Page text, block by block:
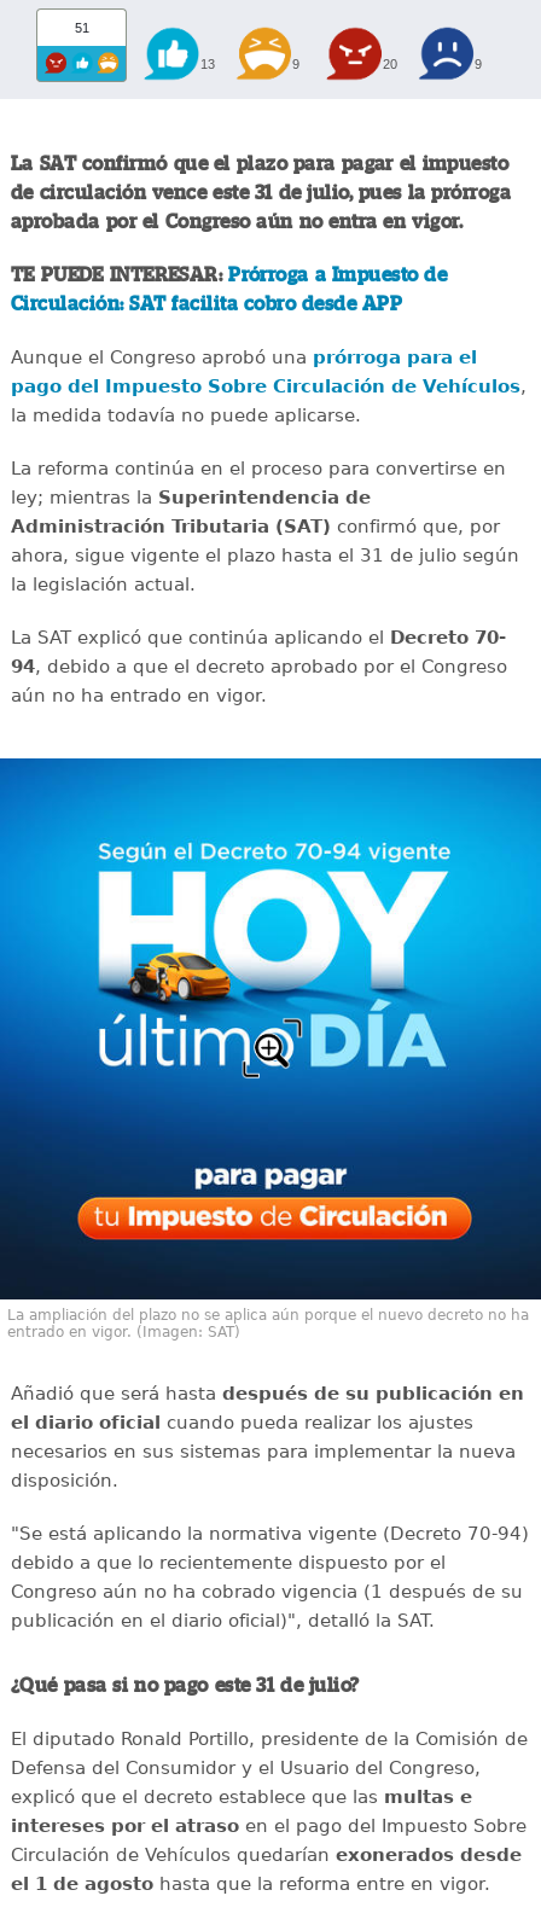
51
13 9 20 9
La SAT confirmó que el plazo para pagar el impuesto
de circulación vence este 31 de julio, pues la prórroga
aprobada por el Congreso aún no entra en vigor.
TE PUEDE INTERESAR:Prórroga a Impuesto de
Circulación: SAT facilita cobro desde APP
Aunque el Congreso aprobó una prórroga para el
pago del Impuesto Sobre Circulación de Vehículos,
la medida todavía no puede aplicarse.
La reforma continúa en el proceso para convertirse en
ley; mientras la Superintendencia de
Administración Tributaria (SAT) confirmó que, por
ahora, sigue vigente el plazo hasta el 31 de julio según
la legislación actual.
La SAT explicó que continúa aplicando el Decreto 70-
94, debido a que el decreto aprobado por el Congreso
aún no ha entrado en vigor.
La ampliación del plazo no se aplica aún porque el nuevo decreto no ha
entrado en vigor. (Imagen: SAT)
Añadió que será hasta después de su publicación en
el diario oficial cuando pueda realizar los ajustes
necesarios en sus sistemas para implementar la nueva
disposición.
"Se está aplicando la normativa vigente (Decreto 70-94)
debido a que lo recientemente dispuesto por el
Congreso aún no ha cobrado vigencia (1 después de su
publicación en el diario oficial)", detalló la SAT.
¿Qué pasa si no pago este 31 de julio?
El diputado Ronald Portillo, presidente de la Comisión de
Defensa del Consumidor y el Usuario del Congreso,
explicó que el decreto establece que las multas e
intereses por el atrasoen el pago del Impuesto Sobre
Circulación de Vehículos quedarían exonerados desde
el 1 de agostohasta que la reforma entre en vigor.